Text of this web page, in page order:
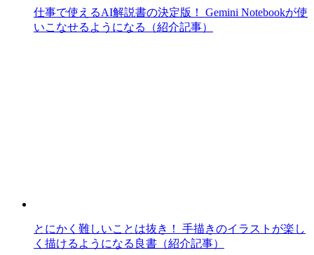
仕事で使えるAI解説書の決定版！ Gemini Notebookが使
いこなせるようになる（紹介記事）
とにかく難しいことは抜き！ 手描きのイラストが楽し
く描けるようになる良書（紹介記事）